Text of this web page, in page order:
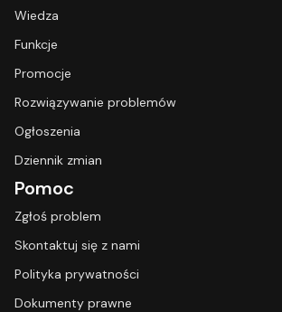
Wiedza
Funkcje
Promocje
Rozwiązywanie problemów
Ogłoszenia
Dziennik zmian
Pomoc
Zgłoś problem
Skontaktuj się z nami
Polityka prywatności
Dokumenty prawne